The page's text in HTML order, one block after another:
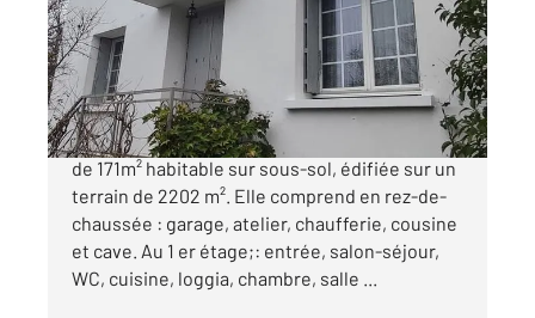
Maison à vendre
240 000 €
SAINTES RIVE DROITE, Maison d'une surface
de 171m² habitable sur sous-sol, édifiée sur un
terrain de 2202 m². Elle comprend en rez-de-
chaussée : garage, atelier, chaufferie, cousine
et cave. Au 1 er étage;: entrée, salon-séjour,
WC, cuisine, loggia, chambre, salle ...